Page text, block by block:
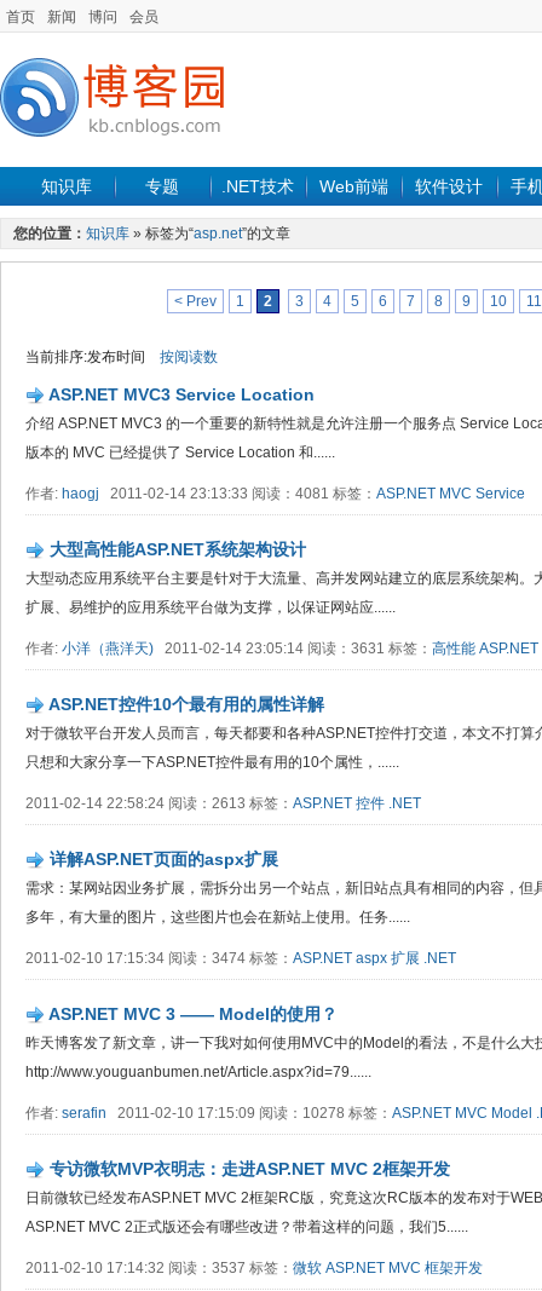
首页 新闻 博问 会员
知识库 专题 .NET技术 Web前端 软件设计 手
您的位置： 知识库 » 标签为“asp.net”的文章
< Prev 1 2 3 4 5 6 7 8 9 10 11
当前排序:发布时间 按阅读数
ASP.NET MVC3 Service Location
介绍 ASP.NET MVC3 的一个重要的新特性就是允许注册一个服务点 Service
版本的 MVC 已经提供了 Service Location 和......
作者: haogj 2011-02-14 23:13:33 阅读：4081 标签： ASP.NET MVC Service
大型高性能ASP.NET系统架构设计
大型动态应用系统平台主要是针对于大流量、高并发网站建立的底层系统架构
扩展、易维护的应用系统平台做为支撑，以保证网站应......
作者: 小洋（燕洋天) 2011-02-14 23:05:14 阅读：3631 标签： 高性能 ASP.NET
ASP.NET控件10个最有用的属性详解
对于微软平台开发人员而言，每天都要和各种ASP.NET控件打交道，本文不打
只想和大家分享一下ASP.NET控件最有用的10个属性，......
2011-02-14 22:58:24 阅读：2613 标签： ASP.NET 控件 .NET
详解ASP.NET页面的aspx扩展
需求：某网站因业务扩展，需拆分出另一个站点，新旧站点具有相同的内容，
多年，有大量的图片，这些图片也会在新站上使用。任务......
2011-02-10 17:15:34 阅读：3474 标签： ASP.NET aspx 扩展 .NET
ASP.NET MVC 3 —— Model的使用？
昨天博客发了新文章，讲一下我对如何使用MVC中的Model的看法，不是什么
http://www.youguanbumen.net/Article.aspx?id=79......
作者: serafin 2011-02-10 17:15:09 阅读：10278 标签： ASP.NET MVC Model
专访微软MVP衣明志：走进ASP.NET MVC 2框架开发
日前微软已经发布ASP.NET MVC 2框架RC版，究竟这次RC版本的发布对于
ASP.NET MVC 2正式版还会有哪些改进？带着这样的问题，我们5......
2011-02-10 17:14:32 阅读：3537 标签： 微软 ASP.NET MVC 框架开发